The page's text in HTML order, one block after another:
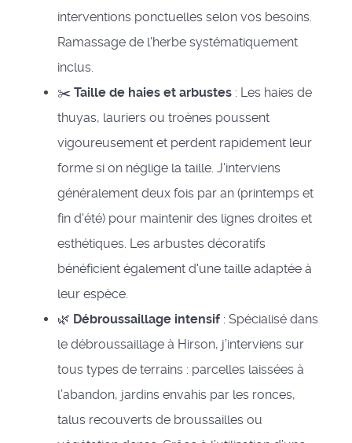
interventions ponctuelles selon vos besoins.
Ramassage de l'herbe systématiquement
inclus.
✂️ Taille de haies et arbustes : Les haies de
thuyas, lauriers ou troènes poussent
vigoureusement et perdent rapidement leur
forme si on néglige la taille. J'interviens
généralement deux fois par an (printemps et
fin d'été) pour maintenir des lignes droites et
esthétiques. Les arbustes décoratifs
bénéficient également d'une taille adaptée à
leur espèce.
🌿 Débroussaillage intensif: Spécialisé dans
le débroussaillage à Hirson, j’interviens sur
tous types de terrains : parcelles laissées à
l’abandon, jardins envahis par les ronces,
talus recouverts de broussailles ou